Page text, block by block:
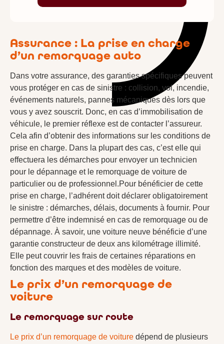
Assurance : La prise en charge
d’un remorquage auto
Dans votre assurance, des garanties spécifiques peuvent
vous protéger en cas de sinistre : collision, vol, incendie,
événements naturels, pannes mécaniques dès lors que
vous y avez souscrit. Donc, en cas d’immobilisation de
véhicule, le premier réflexe est de contacter l’assureur.
Cela afin d’obtenir des informations sur les conditions de
prise en charge. Dans la plupart des cas, c’est elle qui
effectuera les démarches pour envoyer un technicien
pour le dépannage et le remorquage de voiture de
particulier ou de professionnel.Pour bénéficier de cette
prise en charge, l’adhérent doit déclarer obligatoirement
le sinistre : démarches, délais, documents à fournir. Pour
permettre d’être indemnisé en cas de remorquage ou de
dépannage. À savoir, une voiture neuve bénéficie d’une
garantie constructeur de deux ans kilométrage illimité.
Elle peut couvrir les frais de certaines réparations en
fonction des marques et des modèles de voiture.
Le prix d’un remorquage de
voiture
Le remorquage sur route
Le prix d’un remorquage de voiture dépend de plusieurs